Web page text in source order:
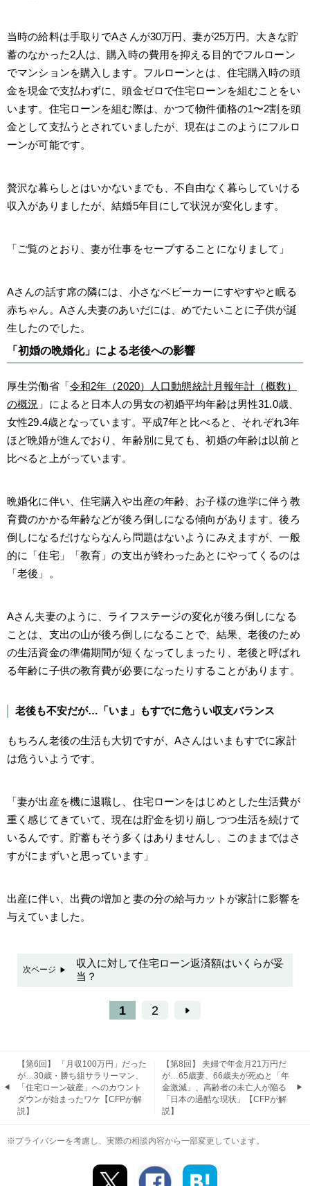
当時の給料は手取りでAさんが30万円、妻が25万円。大きな貯
蓄のなかった2人は、購入時の費用を抑える目的でフルローン
でマンションを購入します。フルローンとは、住宅購入時の頭
金を現金で支払わずに、頭金ゼロで住宅ローンを組むことをい
います。住宅ローンを組む際は、かつて物件価格の1〜2割を頭
金として支払うとされていましたが、現在はこのようにフルロ
ーンが可能です。
贅沢な暮らしとはいかないまでも、不自由なく暮らしていける
収入がありましたが、結婚5年目にして状況が変化します。
「ご覧のとおり、妻が仕事をセーブすることになりまして」
Aさんの話す席の隣には、小さなベビーカーにすやすやと眠る
赤ちゃん。Aさん夫妻のあいだには、めでたいことに子供が誕
生したのでした。
「初婚の晩婚化」による老後への影響
厚生労働省「令和2年（2020）人口動態統計月報年計（概数）
の概況 」によると日本人の男女の初婚平均年齢は男性31.0歳、
女性29.4歳となっています。平成7年と比べると、それぞれ3年
ほど晩婚が進んでおり、年齢別に見ても、初婚の年齢は以前と
比べると上がっています。
晩婚化に伴い、住宅購入や出産の年齢、お子様の進学に伴う教
育費のかかる年齢などが後ろ倒しになる傾向があります。後ろ
倒しになるだけならなんら問題はないようにみえますが、一般
的に「住宅」「教育」の支出が終わったあとにやってくるのは
「老後」。
Aさん夫妻のように、ライフステージの変化が後ろ倒しになる
ことは、支出の山が後ろ倒しになることで、結果、老後のため
の生活資金の準備期間が短くなってしまったり、老後と呼ばれ
る年齢に子供の教育費が必要になったりすることがあります。
老後も不安だが…「いま」もすでに危うい収支バランス
もちろん老後の生活も大切ですが、Aさんはいまもすでに家計
は危ういようです。
「妻が出産を機に退職し、住宅ローンをはじめとした生活費が
重く感じてきていて、現在は貯金を切り崩しつつ生活を続けて
いるんです。貯蓄もそう多くはありませんし、このままではさ
すがにまずいと思っています」
出産に伴い、出費の増加と妻の分の給与カットが家計に影響を
与えていました。
次ページ
収入に対して住宅ローン返済額はいくらが妥
当？
1 2
【第6回】 「月収100万円」だった
が…30歳・勝ち組サラリーマン、
「住宅ローン破産」へのカウント
ダウンが始まったワケ【CFPが解
説】
【第8回】 夫婦で年金月21万円だ
が…65歳妻、66歳夫が死ぬと「年
金激減」、高齢者の未亡人が陥る
「日本の過酷な現状」【CFPが解
説】
※プライバシーを考慮し、実際の相談内容から一部変更しています。